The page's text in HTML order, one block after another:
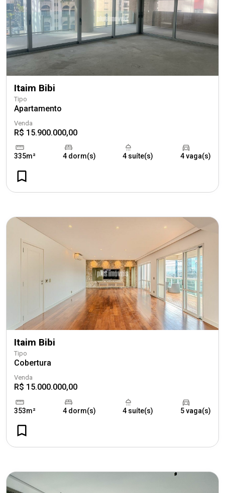
Itaim Bibi
Tipo
Apartamento
Venda
R$ 15.900.000,00
335m² 4 dorm(s) 4 suíte(s) 4 vaga(s)
Itaim Bibi
Tipo
Cobertura
Venda
R$ 15.000.000,00
353m² 4 dorm(s) 4 suíte(s) 5 vaga(s)